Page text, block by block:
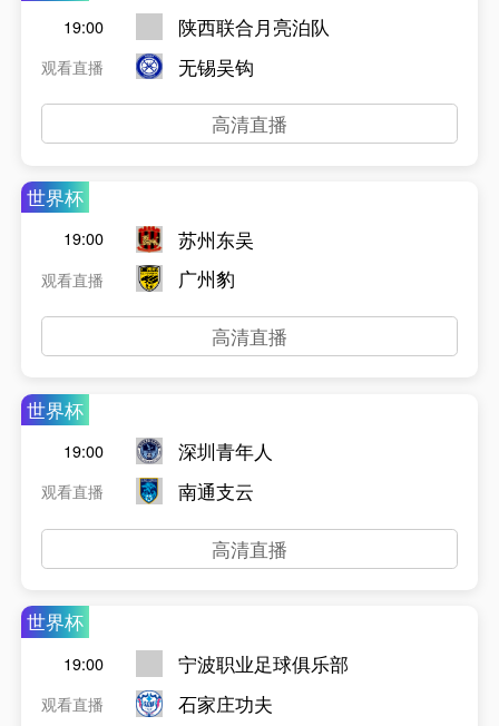
19:00
观看直播
陕西联合月亮泊队
无锡吴钩
高清直播
世界杯
19:00
观看直播
苏州东吴
广州豹
高清直播
世界杯
19:00
观看直播
深圳青年人
南通支云
高清直播
世界杯
19:00
观看直播
宁波职业足球俱乐部
石家庄功夫